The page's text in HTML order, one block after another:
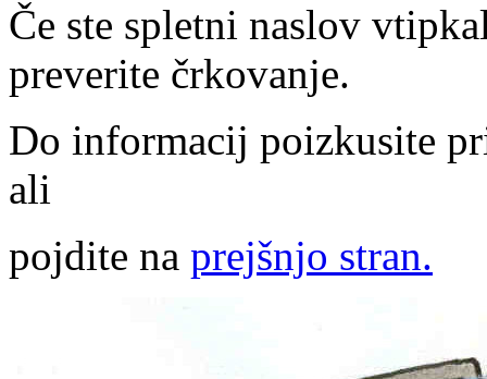
Če ste spletni naslov
preverite črkovanje.
Do informacij poizkusite
ali
pojdite na prejšnjo stran.